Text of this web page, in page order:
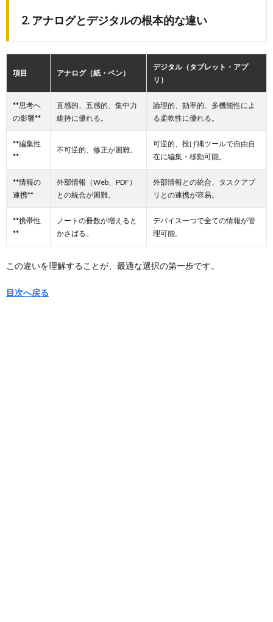
2. アナログとデジタルの根本的な違い
項目 アナログ（紙・ペン）
デジタル（タブレット・アプ
リ）
**思考へ
の影響**
直感的、五感的、集中力
維持に優れる。
論理的、効率的、多機能性によ
る柔軟性に優れる。
**編集性
**
不可逆的、修正が困難。
可逆的、投げ縄ツールで自由自
在に編集・移動可能。
**情報の
連携**
外部情報（Web、PDF）
との統合が困難。
外部情報との統合、タスクアプ
リとの連携が容易。
**携帯性
**
ノートの冊数が増えると
かさばる。
デバイス一つで全ての情報が管
理可能。
この違いを理解することが、最適な選択の第一歩です。
目次へ戻る